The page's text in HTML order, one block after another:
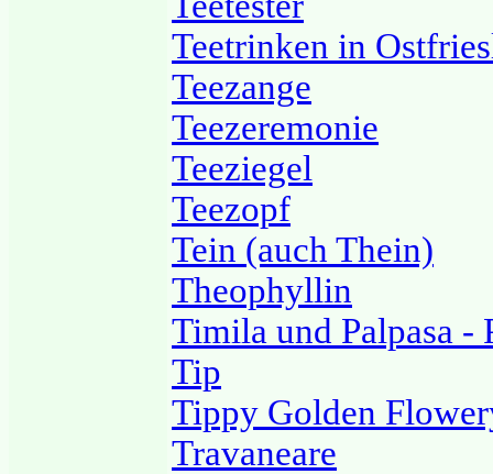
Teetrinken in
Teezange
Teezeremonie
Teeziegel
Teezopf
Tein (auch Thein)
Theophyllin
Timila und Palpasa
Tip
Tippy Golden
Travaneare